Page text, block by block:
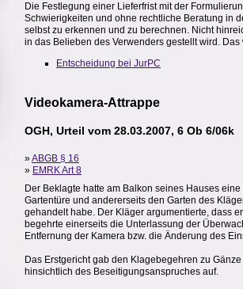
Die Festlegung einer Lieferfrist mit der
Schwierigkeiten und ohne rechtliche Beratung in
selbst zu erkennen und zu berechnen. Nicht
in das Belieben des Verwenders gestellt wird.
Entscheidung bei JurPC
Videokamera-Attrappe
OGH, Urteil vom 28.03.2007, 6 Ob 6/06k
»ABGB § 16
» EMRK Art 8
Der Beklagte hatte am Balkon seines Hauses
Gartentüre und andererseits den Garten des
gehandelt habe. Der Kläger argumentierte, dass
begehrte einerseits die Unterlassung der
Entfernung der Kamera bzw. die Änderung des
Das Erstgericht gab den Klagebegehren zu
hinsichtlich des Beseitigungsanspruches auf.